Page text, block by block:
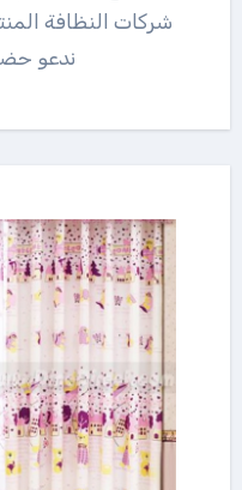
شركات النظافة
ندعو